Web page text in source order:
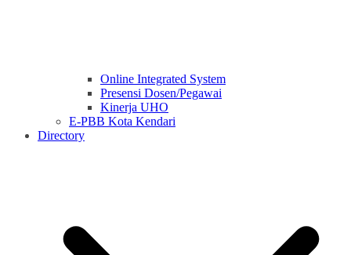
Online Integrated System
Presensi Dosen/Pegawai
Kinerja UHO
E-PBB Kota Kendari
Directory